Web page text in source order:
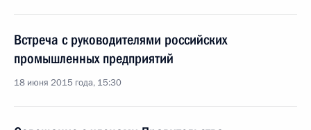
Встреча с руководителями российских
промышленных предприятий
18 июня 2015 года, 15:30